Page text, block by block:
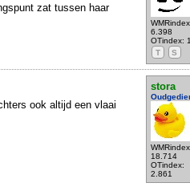
6.398
OTindex:
T
S
zat tussen haar
stora
18.714
OTindex:
2.861
ook altijd een vlaai